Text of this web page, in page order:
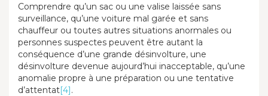
Comprendre qu’un sac ou une valise laissée sans
surveillance, qu’une voiture mal garée et sans
chauffeur ou toutes autres situations anormales ou
personnes suspectes peuvent être autant la
conséquence d’une grande désinvolture, une
désinvolture devenue aujourd’hui inacceptable, qu’une
anomalie propre à une préparation ou une tentative
d’attentat[4].